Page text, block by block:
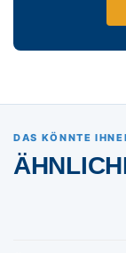
DAS KÖNNTE